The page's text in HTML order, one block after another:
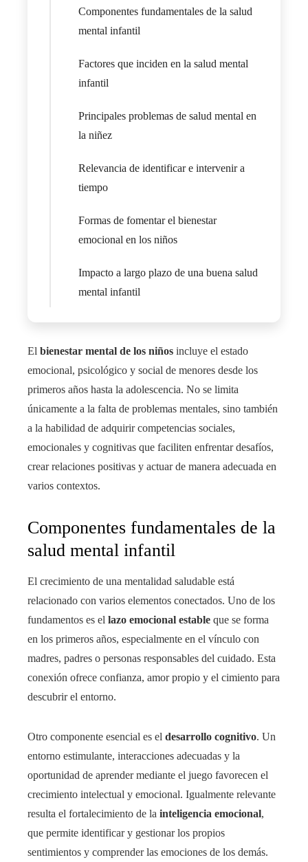
Componentes fundamentales de la salud
mental infantil
Factores que inciden en la salud mental
infantil
Principales problemas de salud mental en
la niñez
Relevancia de identificar e intervenir a
tiempo
Formas de fomentar el bienestar
emocional en los niños
Impacto a largo plazo de una buena salud
mental infantil
El bienestar mental de los niños incluye el estado
emocional, psicológico y social de menores desde los
primeros años hasta la adolescencia. No se limita
únicamente a la falta de problemas mentales, sino también
a la habilidad de adquirir competencias sociales,
emocionales y cognitivas que faciliten enfrentar desafíos,
crear relaciones positivas y actuar de manera adecuada en
varios contextos.
Componentes fundamentales de la
salud mental infantil
El crecimiento de una mentalidad saludable está
relacionado con varios elementos conectados. Uno de los
fundamentos es el lazo emocional estable que se forma
en los primeros años, especialmente en el vínculo con
madres, padres o personas responsables del cuidado. Esta
conexión ofrece confianza, amor propio y el cimiento para
descubrir el entorno.
Otro componente esencial es el desarrollo cognitivo. Un
entorno estimulante, interacciones adecuadas y la
oportunidad de aprender mediante el juego favorecen el
crecimiento intelectual y emocional. Igualmente relevante
resulta el fortalecimiento de la inteligencia emocional,
que permite identificar y gestionar los propios
sentimientos y comprender las emociones de los demás.